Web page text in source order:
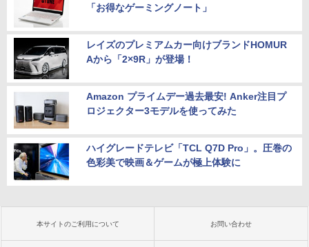
「お得なゲーミングノート」
レイズのプレミアムカー向けブランドHOMUR
Aから「2×9R」が登場！
Amazon プライムデー過去最安! Anker注目プ
ロジェクター3モデルを使ってみた
ハイグレードテレビ「TCL Q7D Pro」。圧巻の
色彩美で映画＆ゲームが極上体験に
本サイトのご利用について お問い合わせ